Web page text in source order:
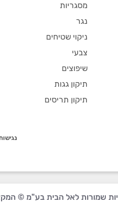
מסגריות
נגר
ניקוי שטיחים
צבעי
שיפוצים
תיקון גגות
תיקון תריסים
שמורות לאל הבית בע"מ ©